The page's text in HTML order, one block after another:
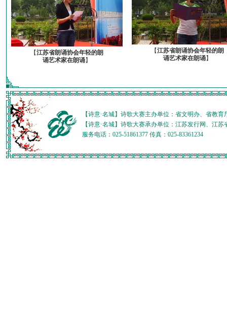
【江苏省朗诵协会年轻的朗
诵艺术家在朗诵】
【江苏省朗诵协会年轻的朗
诵艺术家在朗诵】
【诗意·名城】诗歌大赛主办单位：省文明办、省教
【诗意·名城】诗歌大赛承办单位：江苏发行网、江
服务电话：025-51861377 传真：025-83361234